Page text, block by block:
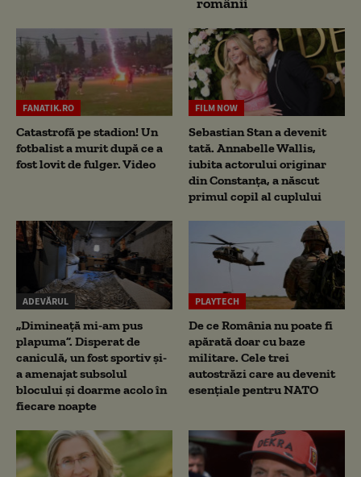
FANATIK.RO
Catastrofă pe stadion! Un
fotbalist a murit după ce a
fost lovit de fulger. Video
FILM NOW
Sebastian Stan a devenit
tată. Annabelle Wallis,
iubita actorului originar
din Constanța, a născut
primul copil al cuplului
ADEVĂRUL
„Dimineață mi-am pus
plapuma”. Disperat de
caniculă, un fost sportiv și-
a amenajat subsolul
blocului și doarme acolo în
fiecare noapte
PLAYTECH
De ce România nu poate fi
apărată doar cu baze
militare. Cele trei
autostrăzi care au devenit
esențiale pentru NATO